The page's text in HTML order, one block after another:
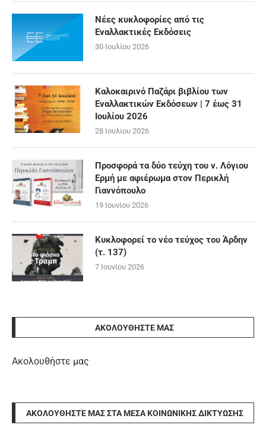
Νέες κυκλοφορίες από τις
Εναλλακτικές Εκδόσεις
30 Ιουλίου 2026
Καλοκαιρινό Παζάρι βιβλίου των
Εναλλακτικών Εκδόσεων | 7 έως 31
Ιουλίου 2026
28 Ιουλίου 2026
Προσφορά τα δύο τεύχη του ν. Λόγιου
Ερμή με αφιέρωμα στον Περικλή
Γιαννόπουλο
19 Ιουνίου 2026
Κυκλοφορεί το νέο τεύχος του Άρδην
(τ. 137)
7 Ιουνίου 2026
ΑΚΟΛΟΥΘΉΣΤΕ ΜΑΣ
Ακολουθήστε μας
ΑΚΟΛΟΥΘΉΣΤΕ ΜΑΣ ΣΤΑ ΜΈΣΑ ΚΟΙΝΩΝΙΚΉΣ ΔΙΚΤΎΩΣΗΣ